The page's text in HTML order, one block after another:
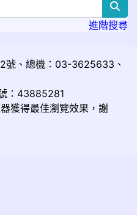
進階搜尋
號、總機：03-3625633、
：43885281
獲得最佳瀏覽效果，謝